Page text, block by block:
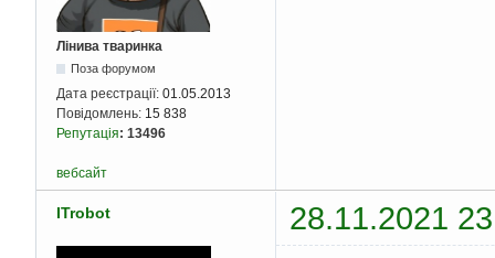
Лінива тваринка
Поза форумом
Дата реєстрації: 01.05.2013
Повідомлень: 15 838
Репутація: 13496
вебсайт
ITrobot 28.11.2021